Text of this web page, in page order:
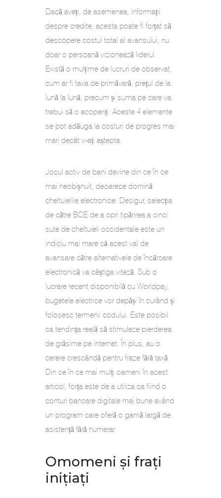
Dacă aveți, de asemenea, informații
despre credite, acesta poate fi forțat să
descopere costul total al avansului, nu
doar o persoană vizionează liderul.
Există o mulțime de lucruri de observat,
cum ar fi taxa de primăvară, prețul de la
lună la lună, precum și suma pe care va
trebui să o acoperiți. Aceste 4 elemente
se pot adăuga la costuri de progres mai
mari decât v-ați aștepta.
Jocul activ de bani devine din ce în ce
mai neobișnuit, deoarece domină
cheltuielile electronice. Desigur, selecția
de către BCE de a opri tipărirea a cinci
sute de cheltuieli occidentale este un
indiciu mai mare că acest val de
avansare către alternativele de încărcare
electronică va câștiga viteză. Sub o
lucrare recent disponibilă cu Worldpay,
bugetele electrice vor depăși în curând și
folosesc termenii codului. Este posibil
ca tendința reală să stimuleze pierderea
de grăsime pe internet. În plus, au o
cerere crescândă pentru fraze fără taxă.
Din ce în ce mai mulți oameni în acest
articol, forța este de a utiliza ca fiind o
conturi bancare digitale mai bune având
un program care oferă o gamă largă de
asistență fără numerar.
Omomeni și frați
inițiați